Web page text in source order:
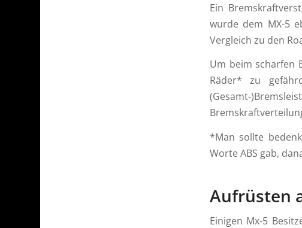
Ein
wurde dem MX-5
Vergleich zu den
Um beim scharfen
Räder* zu
(Gesamt-
*Man sollte
Worte ABS gab,
Aufrüsten
Einigen Mx-5